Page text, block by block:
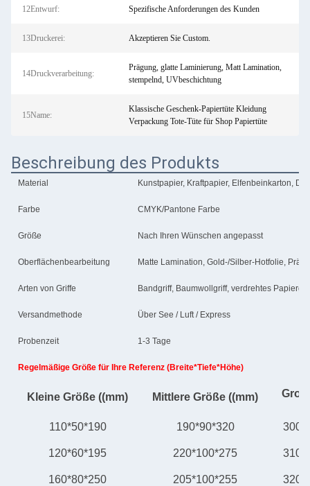
12Entwurf: Spezifische Anforderungen des Kunden
13Druckerei: Akzeptieren Sie Custom.
14Druckverarbeitung:
Prägung, glatte Laminierung, Matt Lamination,
stempelnd, UVbeschichtung
15Name:
Klassische Geschenk-Papiertüte Kleidung
Verpackung Tote-Tüte für Shop Papiertüte
Beschreibung des Produkts
Material Kunstpapier, Kraftpapier, Elfenbeinkarton,
Farbe CMYK/Pantone Farbe
Größe Nach Ihren Wünschen angepasst
Oberflächenbearbeitung Matte Lamination, Gold-/Silber-Hotfolie,
Arten von Griffe Bandgriff, Baumwollgriff, verdrehtes
Versandmethode Über See / Luft / Express
Probenzeit 1-3 Tage
Regelmäßige Größe für Ihre Referenz (Breite*Tiefe*Höhe)
Kleine Größe ((mm) Mittlere Größe ((mm)
110*50*190
190*90*320
120*60*195 220*100*275
160*80*250 205*100*255